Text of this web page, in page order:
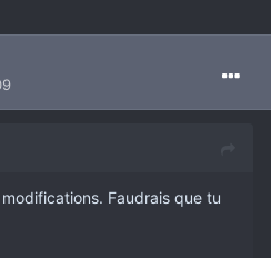
Faudrais que tu